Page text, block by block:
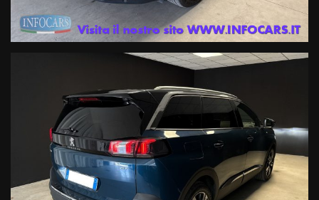
noleggio a breve termine .
ATTENZIONE: Le informazioni relative ai veicoli pubblicate in questo
portale non rappresentano informazioni precontrattuali previste dal
D.Lgs. 21/2014, ma una semplice indicazione sommaria del veicolo
precontrattuali fornite dal Venditore prima che assumiate impegni.
INFOCARS SRL declina ogni responsabilità per eventuali
involontarie incongruenze, che non rappresentano impegno di
Le condizioni economiche degli esempi finanziari provengono da
Link esterni , in particolare in termini di tassi applicati (TAN e TAEG)
e importo delle rate mensili, potranno subire variazioni in funzione
della valutazione del suo profilo finanziario effettuata dalla